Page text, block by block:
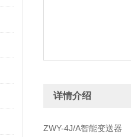
详情介绍
ZWY-4J/A智能变送器